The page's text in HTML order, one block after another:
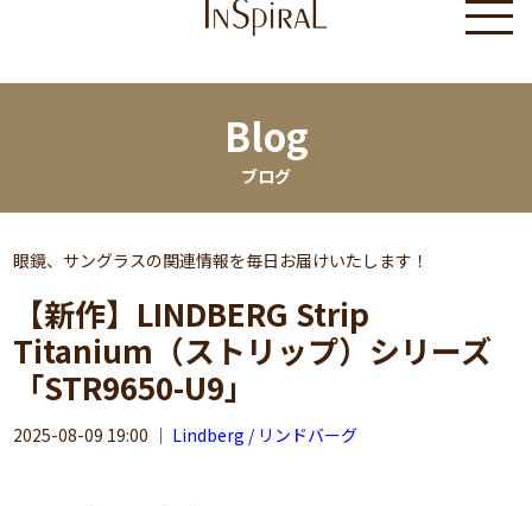
Blog
ブログ
眼鏡、サングラスの関連情報を毎日お届けいたします！
【新作】LINDBERG Strip
Titanium（ストリップ）シリーズ
「STR9650-U9」
2025-08-09 19:00 ｜ Lindberg / リンドバーグ